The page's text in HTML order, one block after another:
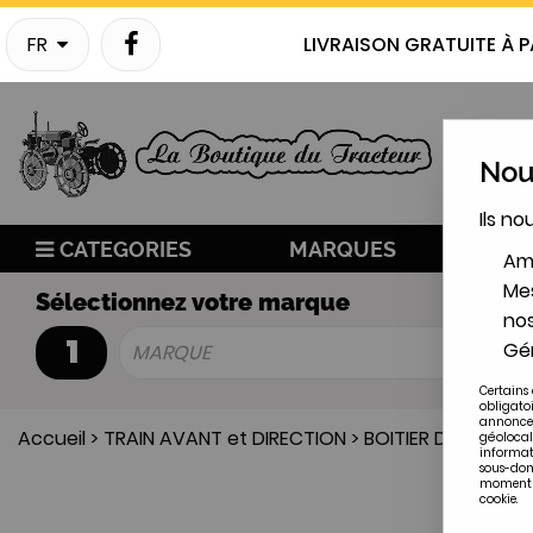
FR LIVRAISON GRATUITE À
CATEGORIES MARQUES
Sélectionnez votre marque
1 MARQUE
Accueil > TRAIN AVANT et DIRECTION > BOITIER DE
Ils
Certains
sous-
moment
cookie.